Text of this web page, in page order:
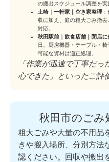
の搬出スケジュール調整を実
土崎｜一軒家｜空き家整理
収に加え、庭の粗大ごみ撤
対応。
秋田駅前｜飲食店舗｜閉店に
日。厨房機器・テーブル・
可能な資材は適正処理。
「作業が迅速で丁寧だ
心できた」といったご評
秋田市のごみ
粗大ごみや大量の不用品
きや搬入場所、分別方法
認ください。回収や搬出